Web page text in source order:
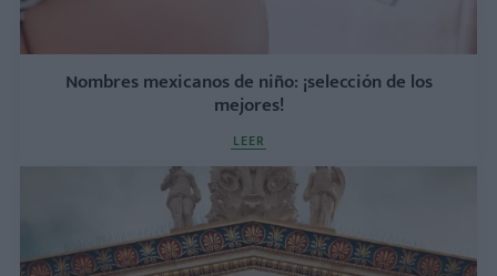
Nombres mexicanos de niño: ¡selección de los
mejores!
LEER